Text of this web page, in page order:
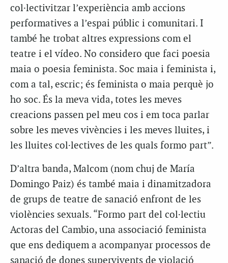
col·lectivitzar l’experiència amb accions
performatives a l’espai públic i comunitari. I
també he trobat altres expressions com el
teatre i el vídeo. No considero que faci poesia
maia o poesia feminista. Soc maia i feminista i,
com a tal, escric; és feminista o maia perquè jo
ho soc. És la meva vida, totes les meves
creacions passen pel meu cos i em toca parlar
sobre les meves vivències i les meves lluites, i
les lluites col·lectives de les quals formo part”.
D’altra banda, Malcom (nom chuj de María
Domingo Paiz) és també maia i dinamitzadora
de grups de teatre de sanació enfront de les
violències sexuals. “Formo part del col·lectiu
Actoras del Cambio, una associació feminista
que ens dediquem a acompanyar processos de